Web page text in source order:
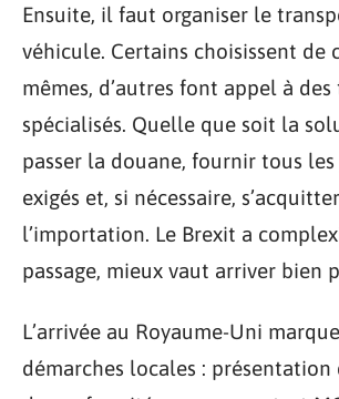
Ensuite, il faut organiser le
véhicule. Certains choisissent de
mêmes, d’autres font appel à
spécialisés. Quelle que soit la
passer la douane, fournir tous
exigés et, si nécessaire,
l’importation. Le Brexit a
passage, mieux vaut arriver bien
L’arrivée au Royaume-Uni
démarches locales :